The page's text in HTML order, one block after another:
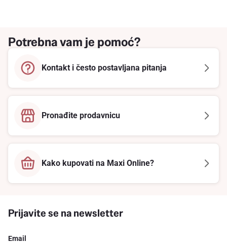
Potrebna vam je pomoć?
Kontakt i često postavljana pitanja
Pronađite prodavnicu
Kako kupovati na Maxi Online?
Prijavite se na newsletter
Email